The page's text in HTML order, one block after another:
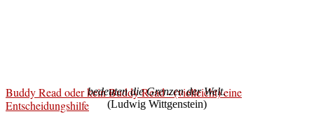
Buddy Read oder kein Buddy Read - (vielleicht) eine
Entscheidungshilfe
bedeuten die Grenzen der Welt.
(Ludwig Wittgenstein)